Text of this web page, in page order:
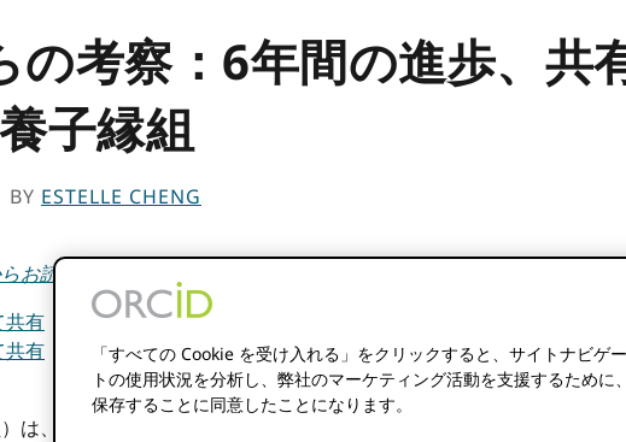
の考察：6年間の進歩、共
子縁組
BY ESTELLE CHENG
お読みください
共有 （英語のインフォグラフィック）
共有 （日本語のインフォグラフィック）
は、ORCIDの礎です。グローバルなレジストリを維持するだけでな
「すべての Cookie を受け入れる」をクリックすると、サイトナビゲ
トの使用状況を分析し、弊社のマーケティング活動を支援するために
保存することに同意したことになります。